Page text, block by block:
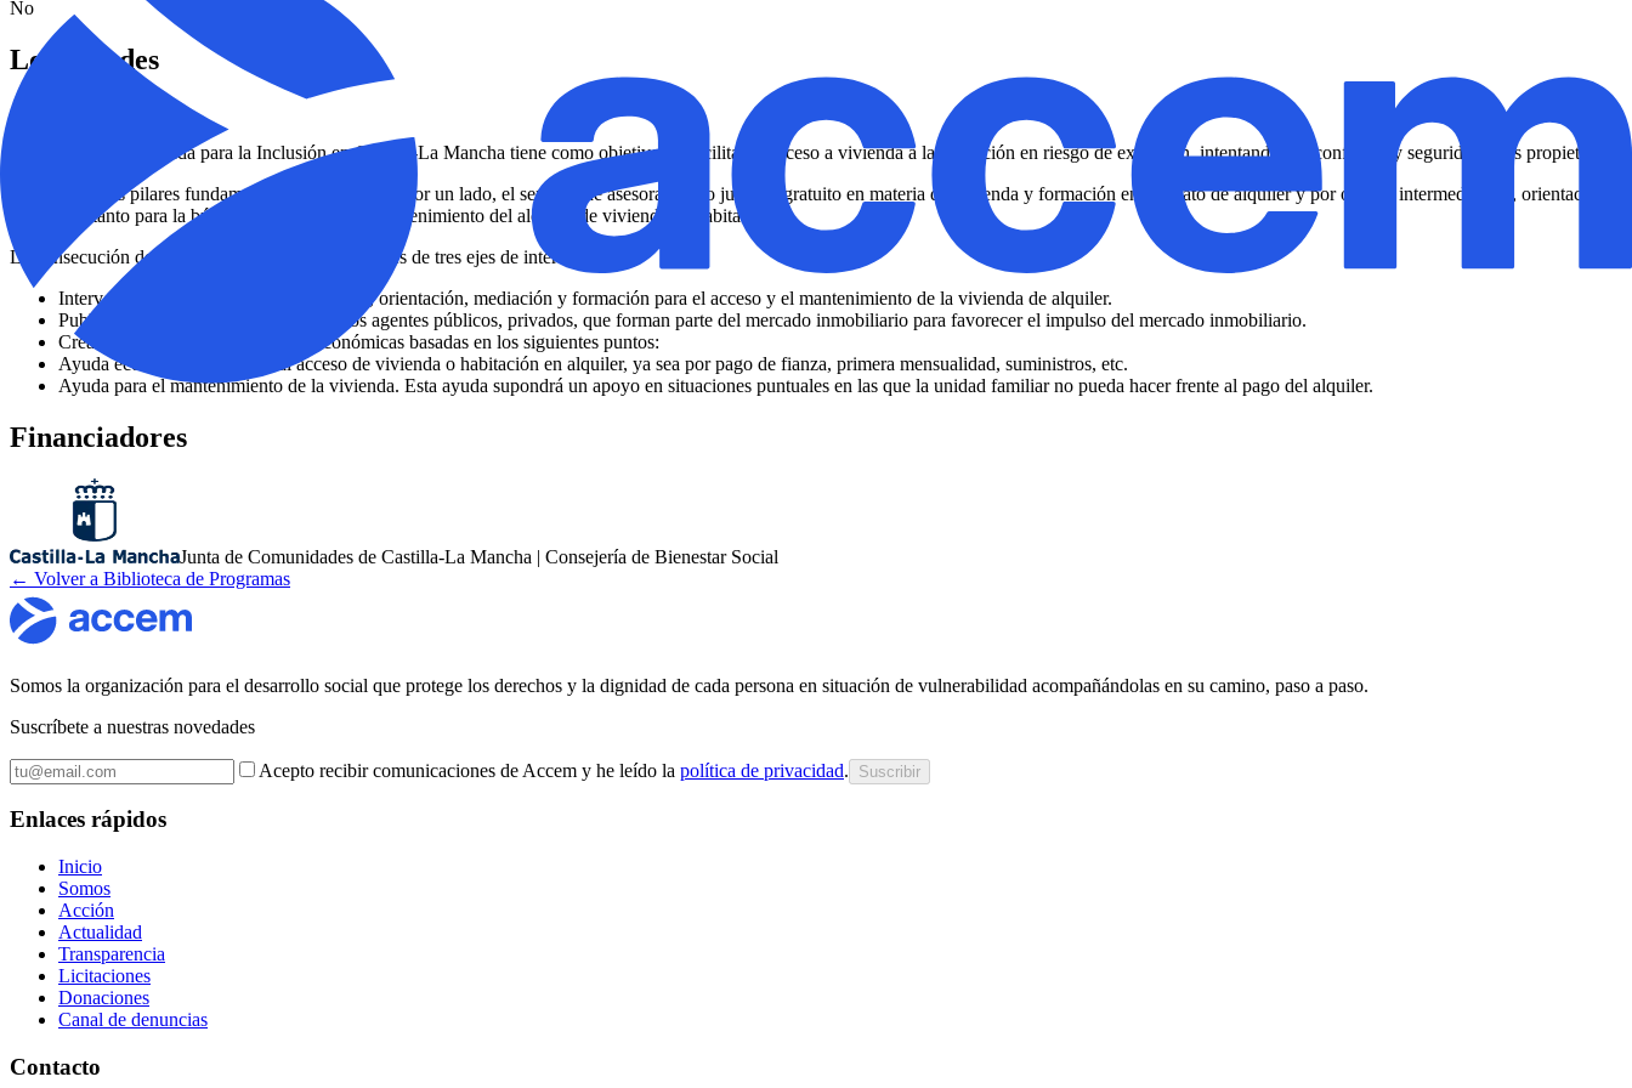
No
Localidades
Albacete y Guadalajara
El proyecto de Vivienda para la Inclusión en Castilla-La Mancha tiene como objetivo de facilitar el acceso a vivienda a la población en riesgo de exclusión, intentando dar confianza y seguridad a los propietarios.
Existen los dos pilares fundamentales del proyecto, por un lado, el servicio de asesoramiento jurídico gratuito en materia de vivienda y formación en contrato de alquiler y por otro, la intermediación, orientación y
formación tanto para la búsqueda como para el mantenimiento del alquiler de viviendas o habitaciones.
La consecución de los objetivos se realizará a través de tres ejes de intervenciones:
Intervenciones de asesoramiento jurídico, orientación, mediación y formación para el acceso y el mantenimiento de la vivienda de alquiler.
Publicidad y sensibilización de todos los agentes públicos, privados, que forman parte del mercado inmobiliario para favorecer el impulso del mercado inmobiliario.
Creación de una bolsa de ayudas económicas basadas en los siguientes puntos:
Ayuda económica destinada al acceso de vivienda o habitación en alquiler, ya sea por pago de fianza, primera mensualidad, suministros, etc.
Ayuda para el mantenimiento de la vivienda. Esta ayuda supondrá un apoyo en situaciones puntuales en las que la unidad familiar no pueda hacer frente al pago del alquiler.
Financiadores
Junta de Comunidades de Castilla-La Mancha | Consejería de Bienestar Social
← Volver a Biblioteca de Programas
Somos la organización para el desarrollo social que protege los derechos y la dignidad de cada persona en situación de vulnerabilidad acompañándolas en su camino, paso a paso.
Suscríbete a nuestras novedades
Acepto recibir comunicaciones de Accem y he leído la política de privacidad. Suscribir
Enlaces rápidos
Inicio
Somos
Acción
Actualidad
Transparencia
Licitaciones
Donaciones
Canal de denuncias
Contacto